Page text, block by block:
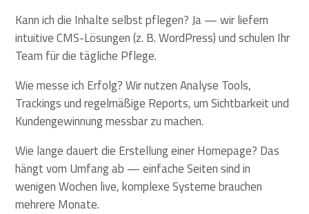
Kann ich die Inhalte selbst pflegen? Ja — wir liefern
intuitive CMS-Lösungen (z. B. WordPress) und schulen Ihr
Team für die tägliche Pflege.
Wie messe ich Erfolg? Wir nutzen Analyse Tools,
Trackings und regelmäßige Reports, um Sichtbarkeit und
Kundengewinnung messbar zu machen.
Wie lange dauert die Erstellung einer Homepage? Das
hängt vom Umfang ab — einfache Seiten sind in
wenigen Wochen live, komplexe Systeme brauchen
mehrere Monate.